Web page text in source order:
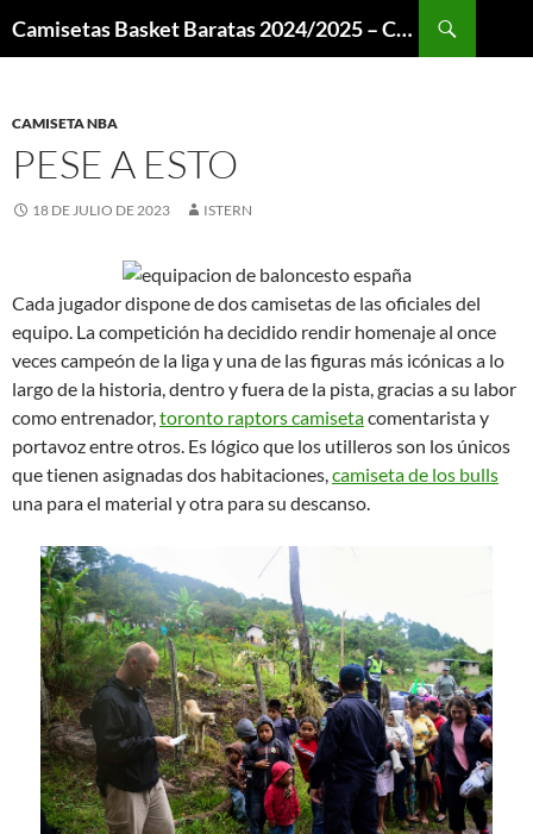
Camisetas Basket Baratas 2024/2025 – Camisetas NBA
CAMISETA NBA
PESE A ESTO
18 DE JULIO DE 2023 ISTERN
Cada jugador dispone de dos camisetas de las oficiales del
equipo. La competición ha decidido rendir homenaje al once
veces campeón de la liga y una de las figuras más icónicas a lo
largo de la historia, dentro y fuera de la pista, gracias a su labor
como entrenador,toronto raptors camisetacomentarista y
portavoz entre otros. Es lógico que los utilleros son los únicos
que tienen asignadas dos habitaciones,camiseta de los bulls
una para el material y otra para su descanso.